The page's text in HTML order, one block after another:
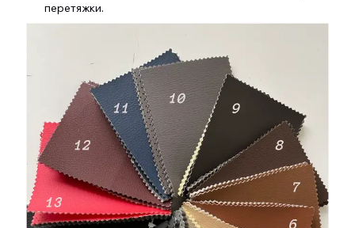
перетяжки.